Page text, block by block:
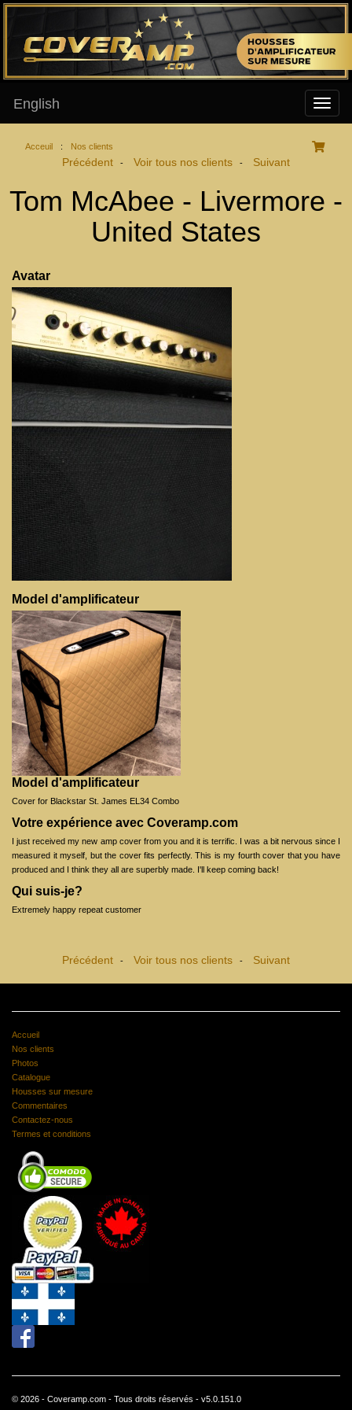
English
Acceuil : Nos clients
Précédent - Voir tous nos clients - Suivant
Tom McAbee - Livermore -
United States
Avatar
Model d'amplificateur
Model d'amplificateur
Cover for Blackstar St. James EL34 Combo
Votre expérience avec Coveramp.com
I just received my new amp cover from you and it is terrific. I was a bit nervous since I
measured it myself, but the cover fits perfectly. This is my fourth cover that you have
produced and I think they all are superbly made. I'll keep coming back!
Qui suis-je?
Extremely happy repeat customer
Précédent - Voir tous nos clients - Suivant
Accueil
Nos clients
Photos
Catalogue
Housses sur mesure
Commentaires
Contactez-nous
Termes et conditions
© 2026 - Coveramp.com - Tous droits réservés - v5.0.151.0